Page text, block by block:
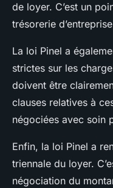
de loyer. C’est un
trésorerie
La loi Pinel a
strictes sur les
doivent être
clauses relatives à
négociées avec soin
Enfin, la loi Pinel a
triennale du loyer.
négociation du